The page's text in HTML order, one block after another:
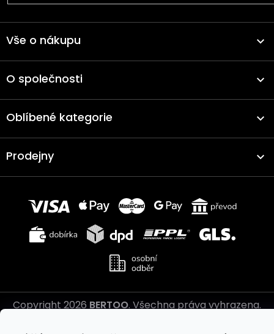
Vše o nákupu
O společnosti
Oblíbené kategorie
Prodejny
Copyright 2026 BERTOO. Všechna práva vyhrazena.